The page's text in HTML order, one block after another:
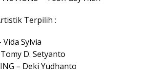
Terpilih :
Vida Sylvia
D. Setyanto
– Deki Yudhanto